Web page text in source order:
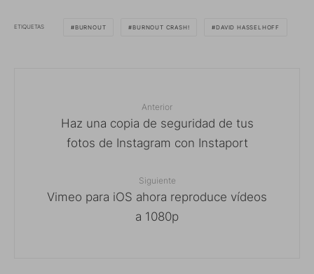
ETIQUETAS BURNOUT BURNOUT CRASH! DAVID HASSELHOFF
Anterior
Haz una copia de seguridad de tus
fotos de Instagram con Instaport
Siguiente
Vimeo para iOS ahora reproduce vídeos
a 1080p